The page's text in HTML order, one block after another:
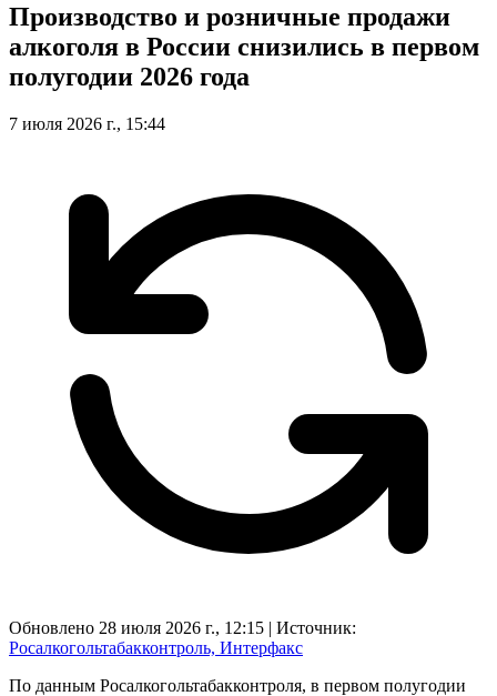
Производство и розничные продажи
алкоголя в России снизились в первом
полугодии 2026 года
7 июля 2026 г., 15:44
Обновлено 28 июля 2026 г., 12:15 | Источник:
Росалкогольтабакконтроль, Интерфакс
По данным Росалкогольтабакконтроля, в первом полугодии